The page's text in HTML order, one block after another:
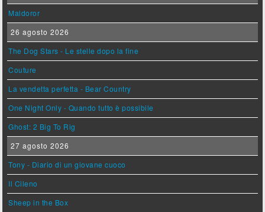
Maldoror
26 agosto 2026
The Dog Stars - Le stelle dopo la fine
Couture
La vendetta perfetta - Bear Country
One Night Only - Quando tutto è possibile
Ghost: 2 Big To Rig
27 agosto 2026
Tony - Diario di un giovane cuoco
Il Cileno
Sheep in the Box